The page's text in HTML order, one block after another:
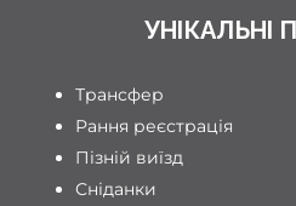
УНІКАЛЬНІ
Трансфер
Рання реєстрація
Пізній виїзд
Сніданки